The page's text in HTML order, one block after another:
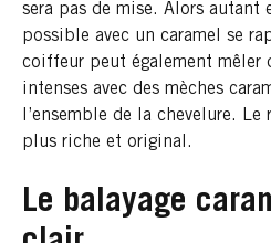
sera pas de mise. Alors autant
possible avec un caramel se
coiffeur peut également mêler
intenses avec des mèches
l’ensemble de la chevelure. Le
plus riche et original.
Le balayage